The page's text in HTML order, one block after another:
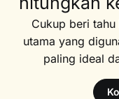
Cukup beri
utama yang
paling ideal